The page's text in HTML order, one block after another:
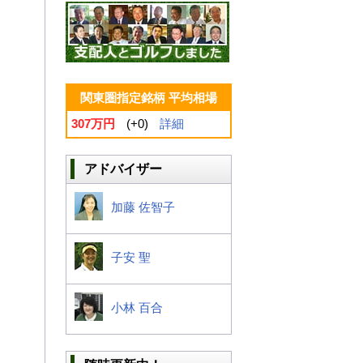
関東圏指定銘柄 平均相場
307万円
(+0) 詳細
アドバイザー
加藤 佐智子
子安 聖
小林 百合